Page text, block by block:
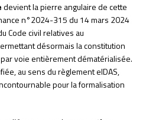
devient la pierre angulaire de cette
n°2024-315 du 14 mars 2024
Code civil relatives au
désormais la constitution
voie entièrement dématérialisée.
au sens du règlement eIDAS,
pour la formalisation